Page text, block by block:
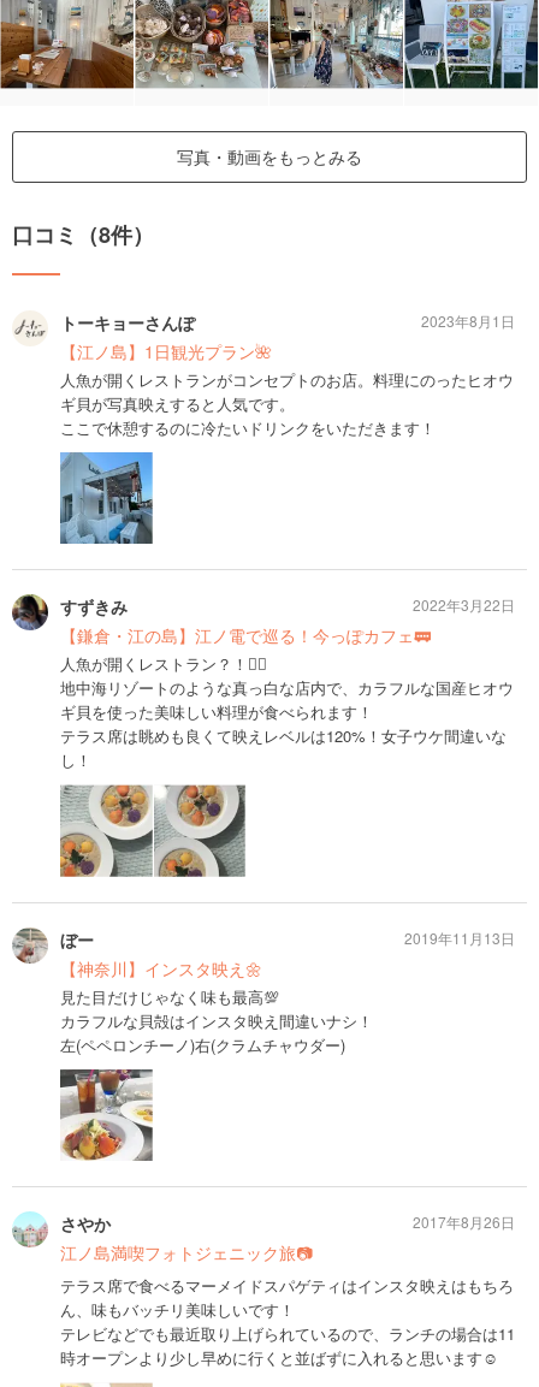
写真・動画をもっとみる
口コミ（8件）
トーキョーさんぽ
【江ノ島】1日観光プラン🌺
人魚が開くレストランがコンセプトのお店。料理にのったヒオウ
ギ貝が写真映えすると人気です。
ここで休憩するのに冷たいドリンクをいただきます！
2023年8月1日
すずきみ
【鎌倉・江の島】江ノ電で巡る！今っぽカフェ🚃
人魚が開くレストラン？！🧜‍♀️
地中海リゾートのような真っ白な店内で、カラフルな国産ヒオウ
ギ貝を使った美味しい料理が食べられます！
テラス席は眺めも良くて映えレベルは120%！女子ウケ間違いな
し！
2022年3月22日
ぼー
【神奈川】インスタ映え🌼
見た目だけじゃなく味も最高💯
カラフルな貝殻はインスタ映え間違いナシ！
左(ペペロンチーノ)右(クラムチャウダー)
2019年11月13日
さやか
江ノ島満喫フォトジェニック旅📷
テラス席で食べるマーメイドスパゲティはインスタ映えはもちろ
ん、味もバッチリ美味しいです！
テレビなどでも最近取り上げられているので、ランチの場合は11
時オープンより少し早めに行くと並ばずに入れると思います☺︎
2017年8月26日